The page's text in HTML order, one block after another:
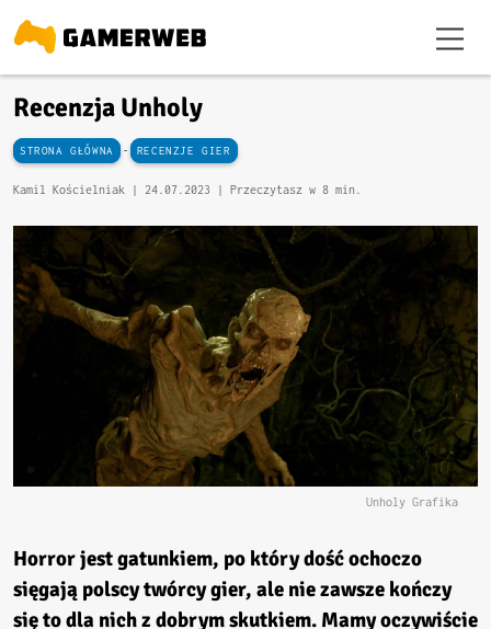
Recenzja Unholy
STRONA GŁÓWNA - RECENZJE GIER
Kamil Kościelniak | 24.07.2023 | Przeczytasz w 8 min.
Unholy Grafika
Horror jest gatunkiem, po który dość ochoczo
sięgają polscy twórcy gier, ale nie zawsze kończy
się to dla nich z dobrym skutkiem. Mamy oczywiście